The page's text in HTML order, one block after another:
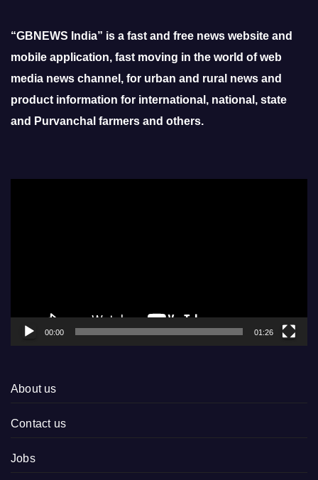
“GBNEWS India” is a fast and free news website and
mobile application, fast moving in the world of web
media news channel, for urban and rural news and
product information for international, national, state
and Purvanchal farmers and others.
00:00 01:26
About us
Contact us
Jobs